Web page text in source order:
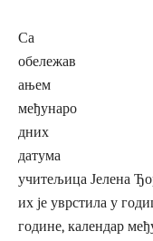
Са
обележав
ањем
међунаро
дних
датума
учитељица Јелена
их је уврстила у
године, календар